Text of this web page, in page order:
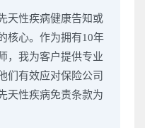
天性疾病健康告知或
核心。作为拥有10年
，我为客户提供专业
们有效应对保险公司
天性疾病免责条款为